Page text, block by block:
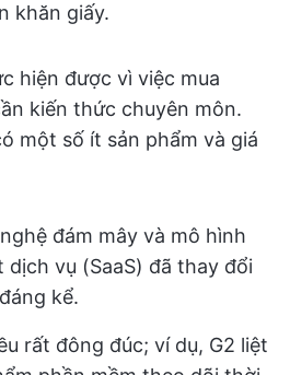
khăn giấy.
hiện được vì việc mua
kiến thức chuyên môn.
một số ít sản phẩm và giá
đám mây và mô hình
dịch vụ (SaaS) đã thay đổi
kể.
rất đông đúc; ví dụ, G2 liệt